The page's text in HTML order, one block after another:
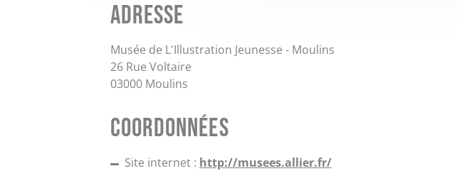
Adresse
Musée de L'Illustration Jeunesse - Moulins
26 Rue Voltaire
03000 Moulins
Coordonnées
Site internet : http://musees.allier.fr/